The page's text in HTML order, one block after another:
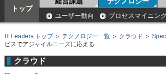
トップ
ユーザー動向 プロセスマイニン
IT Leaders トップ＞ テクノロジー一覧 ＞ クラウド ＞
ビスでアジャイルニーズに応える
クラウド